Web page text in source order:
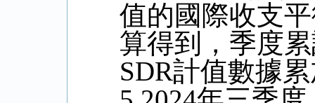
值的國際收支
算得到，季度
SDR計值數據